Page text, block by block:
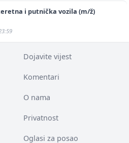
i putnička vozila (m/ž)
Dojavite vijest
Komentari
O nama
Privatnost
Oglasi za posao